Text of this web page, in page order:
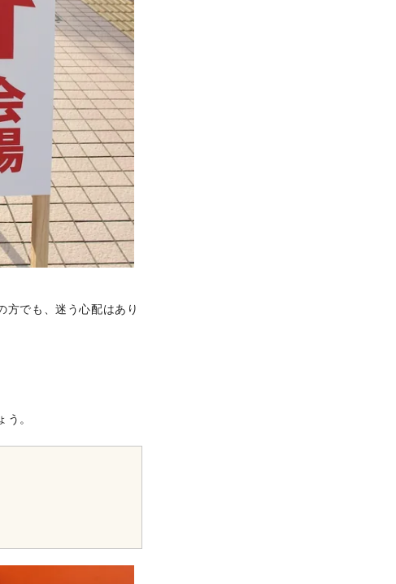
方でも、迷う心配はあり
。